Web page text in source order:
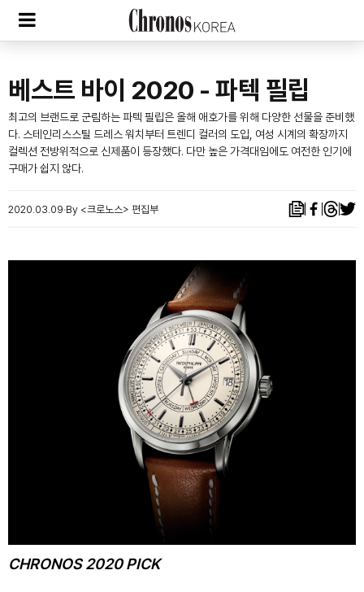
베스트 바이 2020 - 파텍 필립
최고의 브랜드로 군림하는 파텍 필립은 올해 애호가를 위해 다양한 선물을 준비했
다. 스테인리스스틸 드레스 워치부터 트렌디 컬러의 도입, 여성 시계의 확장까지
컬렉션 전방위적으로 신제품이 등장했다. 다만 높은 가격대임에도 여전한 인기에
구매가 쉽지 않다.
2020.03.09 By <크로노스> 편집부
CHRONOS 2020 PICK